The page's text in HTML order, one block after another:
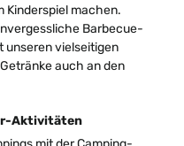
Kinderspiel machen.
Barbecue-
unseren vielseitigen
auch an den
Aktivitäten